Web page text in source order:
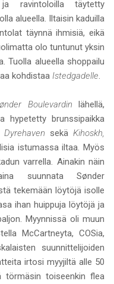
ravintoloilla täytetty
alueella. Iltaisin kaduilla
täynnä ihmisiä, eikä
olo tuntunut yksin
Tuolla alueella shoppailu
kohdistaa Istedgadelle.
Boulevardin lähellä,
hypetetty brunssipaikka
Dyrehaven sekä Kihoskh,
istumassa iltaa. Myös
varrella. Ainakin näin
suunnata Sønder
tekemään löytöjä isolle
ihan huippuja löytöjä ja
Myynnissä oli muun
McCartneyta, COSia,
suunnittelijoiden
irtosi myyjiltä alle 50
törmäsin toiseenkin flea